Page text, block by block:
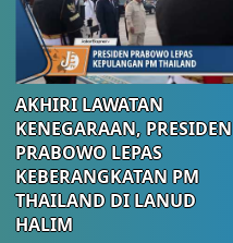
AKHIRI LAWATAN
KENEGARAAN, PRESIDEN
PRABOWO LEPAS
KEBERANGKATAN PM
THAILAND DI LANUD
HALIM